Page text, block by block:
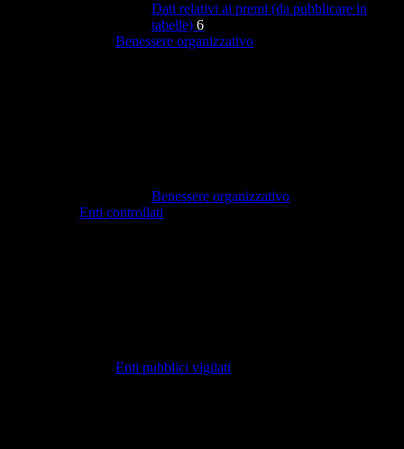
Dati relativi ai premi (da pubblicare in
tabelle) 6
Benessere organizzativo
Benessere organizzativo
Enti controllati
Enti pubblici vigilati